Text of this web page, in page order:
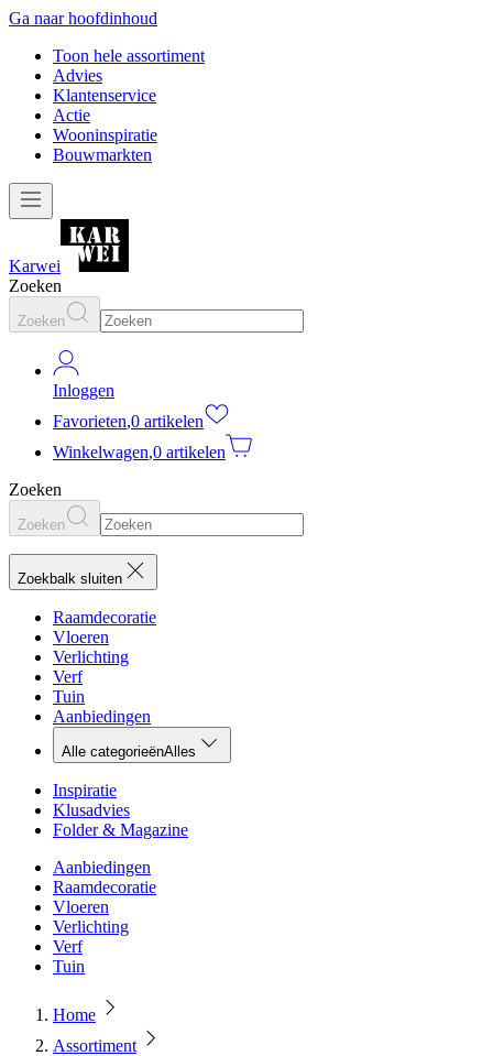
Ga naar hoofdinhoud
Toon hele assortiment
Advies
Klantenservice
Actie
Wooninspiratie
Bouwmarkten
Karwei
Zoeken
Zoeken
Inloggen
Favorieten,0 artikelen
Winkelwagen,0 artikelen
Zoeken
Zoeken
Zoekbalk sluiten
Raamdecoratie
Vloeren
Verlichting
Verf
Tuin
Aanbiedingen
Alle categorieënAlles
Inspiratie
Klusadvies
Folder & Magazine
Aanbiedingen
Raamdecoratie
Vloeren
Verlichting
Verf
Tuin
Home
Assortiment